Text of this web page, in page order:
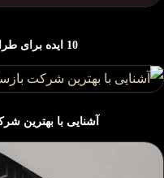
10 ایده برای طراحی و اجرای دفتر املاک
آشنایی با بهترین